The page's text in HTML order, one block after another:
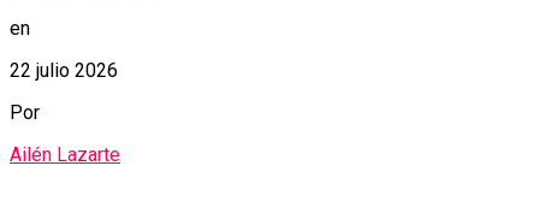
en
22 julio 2026
Por
Ailén Lazarte